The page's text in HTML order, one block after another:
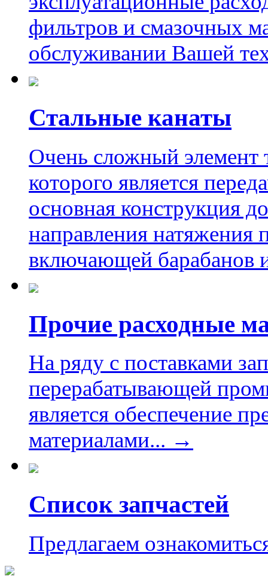
фильтров и смазочных
обслуживании Вашей
Стальные канаты
Очень сложный элемент
которого является
основная конструкция
направления натяжения
включающей
Прочие расходные
На ряду с поставками
перерабатывающей
является обеспечение
материалами... →
Список запчастей
Предлагаем